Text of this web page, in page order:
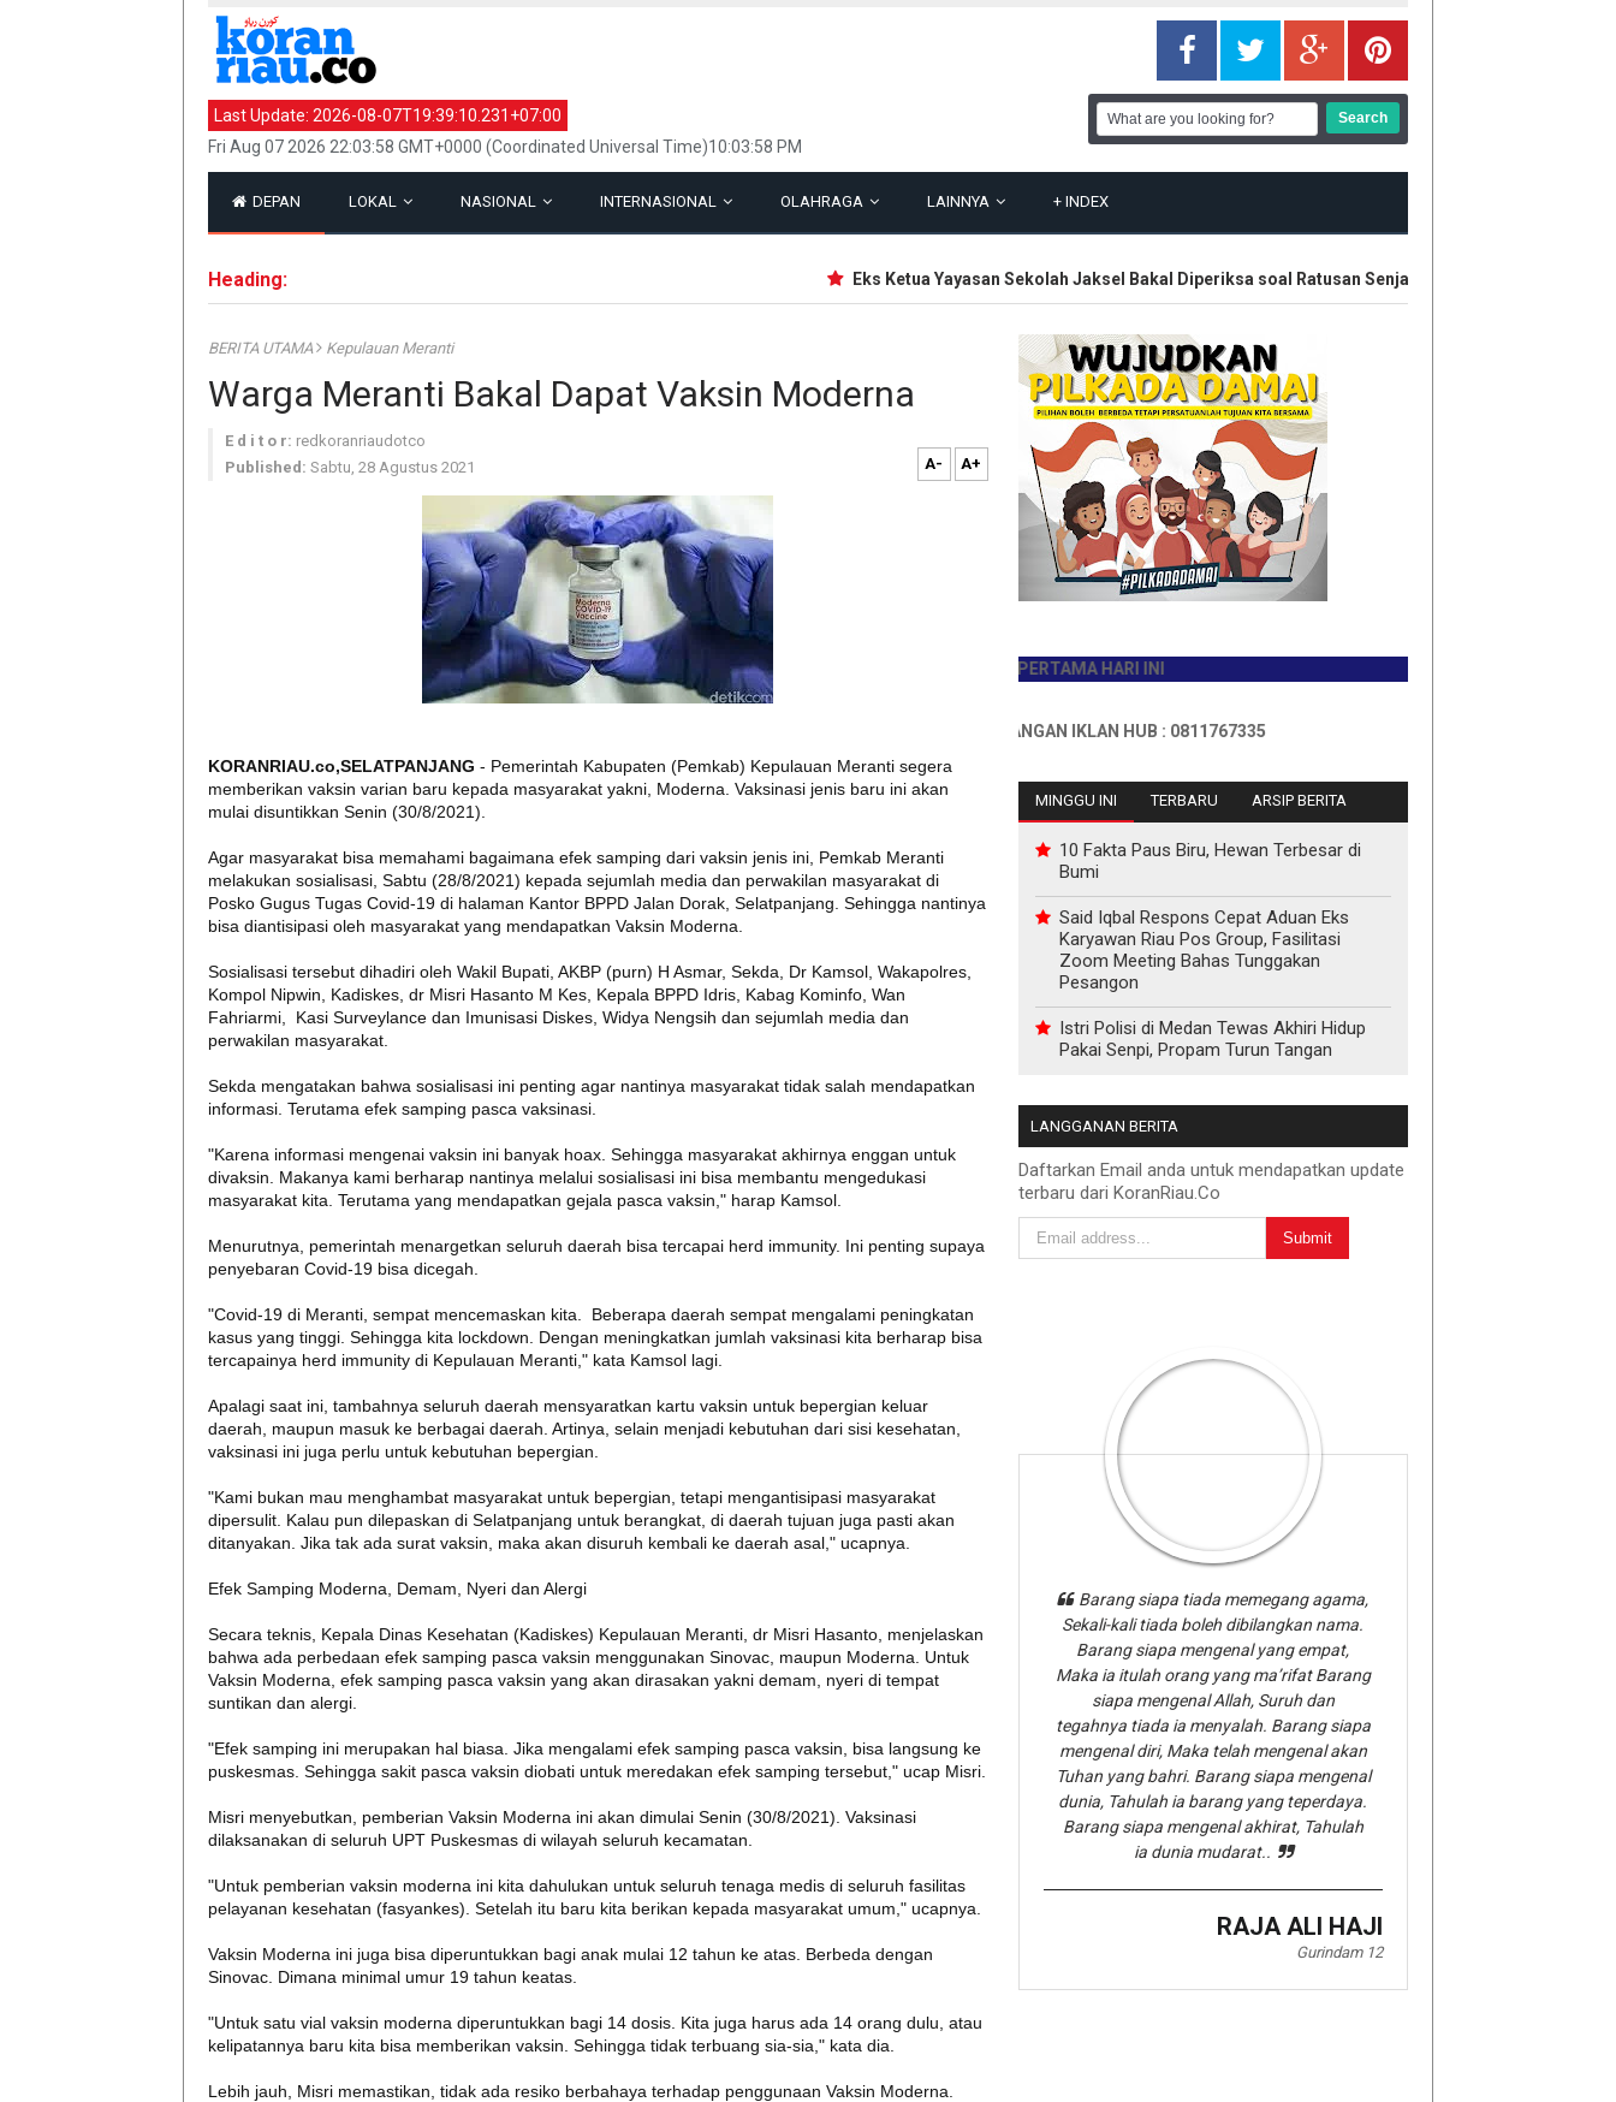
Last Update: 2026-08-07T19:39:10.231+07:00
Fri Aug 07 2026 22:03:58 GMT+0000 (Coordinated Universal Time)10:03:58 PM
DEPAN LOKAL NASIONAL INTERNASIONAL OLAHRAGA LAINNYA + INDEX
Heading: Eks Ketua Yayasan Sekolah Jaksel Bakal Diperiksa soal Ratusan Senjata
BERITA UTAMA Kepulauan Meranti
Warga Meranti Bakal Dapat Vaksin Moderna
E d i t o r: redkoranriaudotco
Published: Sabtu, 28 Agustus 2021 A- A+
KORANRIAU.co,SELATPANJANG - Pemerintah Kabupaten (Pemkab) Kepulauan Meranti segera
memberikan vaksin varian baru kepada masyarakat yakni, Moderna. Vaksinasi jenis baru ini akan
mulai disuntikkan Senin (30/8/2021).
Agar masyarakat bisa memahami bagaimana efek samping dari vaksin jenis ini, Pemkab Meranti
melakukan sosialisasi, Sabtu (28/8/2021) kepada sejumlah media dan perwakilan masyarakat di
Posko Gugus Tugas Covid-19 di halaman Kantor BPPD Jalan Dorak, Selatpanjang. Sehingga nantinya
bisa diantisipasi oleh masyarakat yang mendapatkan Vaksin Moderna.
Sosialisasi tersebut dihadiri oleh Wakil Bupati, AKBP (purn) H Asmar, Sekda, Dr Kamsol, Wakapolres,
Kompol Nipwin, Kadiskes, dr Misri Hasanto M Kes, Kepala BPPD Idris, Kabag Kominfo, Wan
Fahriarmi, Kasi Surveylance dan Imunisasi Diskes, Widya Nengsih dan sejumlah media dan
perwakilan masyarakat.
Sekda mengatakan bahwa sosialisasi ini penting agar nantinya masyarakat tidak salah mendapatkan
informasi. Terutama efek samping pasca vaksinasi.
"Karena informasi mengenai vaksin ini banyak hoax. Sehingga masyarakat akhirnya enggan untuk
divaksin. Makanya kami berharap nantinya melalui sosialisasi ini bisa membantu mengedukasi
masyarakat kita. Terutama yang mendapatkan gejala pasca vaksin," harap Kamsol.
Menurutnya, pemerintah menargetkan seluruh daerah bisa tercapai herd immunity. Ini penting supaya
penyebaran Covid-19 bisa dicegah.
"Covid-19 di Meranti, sempat mencemaskan kita. Beberapa daerah sempat mengalami peningkatan
kasus yang tinggi. Sehingga kita lockdown. Dengan meningkatkan jumlah vaksinasi kita berharap bisa
tercapainya herd immunity di Kepulauan Meranti," kata Kamsol lagi.
Apalagi saat ini, tambahnya seluruh daerah mensyaratkan kartu vaksin untuk bepergian keluar
daerah, maupun masuk ke berbagai daerah. Artinya, selain menjadi kebutuhan dari sisi kesehatan,
vaksinasi ini juga perlu untuk kebutuhan bepergian.
"Kami bukan mau menghambat masyarakat untuk bepergian, tetapi mengantisipasi masyarakat
dipersulit. Kalau pun dilepaskan di Selatpanjang untuk berangkat, di daerah tujuan juga pasti akan
ditanyakan. Jika tak ada surat vaksin, maka akan disuruh kembali ke daerah asal," ucapnya.
Efek Samping Moderna, Demam, Nyeri dan Alergi
Secara teknis, Kepala Dinas Kesehatan (Kadiskes) Kepulauan Meranti, dr Misri Hasanto, menjelaskan
bahwa ada perbedaan efek samping pasca vaksin menggunakan Sinovac, maupun Moderna. Untuk
Vaksin Moderna, efek samping pasca vaksin yang akan dirasakan yakni demam, nyeri di tempat
suntikan dan alergi.
"Efek samping ini merupakan hal biasa. Jika mengalami efek samping pasca vaksin, bisa langsung ke
puskesmas. Sehingga sakit pasca vaksin diobati untuk meredakan efek samping tersebut," ucap Misri.
Misri menyebutkan, pemberian Vaksin Moderna ini akan dimulai Senin (30/8/2021). Vaksinasi
dilaksanakan di seluruh UPT Puskesmas di wilayah seluruh kecamatan.
"Untuk pemberian vaksin moderna ini kita dahulukan untuk seluruh tenaga medis di seluruh fasilitas
pelayanan kesehatan (fasyankes). Setelah itu baru kita berikan kepada masyarakat umum," ucapnya.
Vaksin Moderna ini juga bisa diperuntukkan bagi anak mulai 12 tahun ke atas. Berbeda dengan
Sinovac. Dimana minimal umur 19 tahun keatas.
"Untuk satu vial vaksin moderna diperuntukkan bagi 14 dosis. Kita juga harus ada 14 orang dulu, atau
kelipatannya baru kita bisa memberikan vaksin. Sehingga tidak terbuang sia-sia," kata dia.
Lebih jauh, Misri memastikan, tidak ada resiko berbahaya terhadap penggunaan Vaksin Moderna.
JADILAH PEMBACA PERTAMA HARI INI
INFO PEMASANGAN IKLAN HUB : 0811767335
MINGGU INI TERBARU ARSIP BERITA
10 Fakta Paus Biru, Hewan Terbesar di
Bumi
Said Iqbal Respons Cepat Aduan Eks
Karyawan Riau Pos Group, Fasilitasi
Zoom Meeting Bahas Tunggakan
Pesangon
Istri Polisi di Medan Tewas Akhiri Hidup
Pakai Senpi, Propam Turun Tangan
LANGGANAN BERITA
Daftarkan Email anda untuk mendapatkan update
terbaru dari KoranRiau.Co
Barang siapa tiada memegang agama,
Sekali-kali tiada boleh dibilangkan nama.
Barang siapa mengenal yang empat,
Maka ia itulah orang yang ma’rifat Barang
siapa mengenal Allah, Suruh dan
tegahnya tiada ia menyalah. Barang siapa
mengenal diri, Maka telah mengenal akan
Tuhan yang bahri. Barang siapa mengenal
dunia, Tahulah ia barang yang teperdaya.
Barang siapa mengenal akhirat, Tahulah
ia dunia mudarat..
RAJA ALI HAJI
Gurindam 12